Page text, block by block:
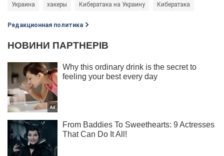
Украина хакеры Кибератака на Украину Кибератака
Редакционная политика